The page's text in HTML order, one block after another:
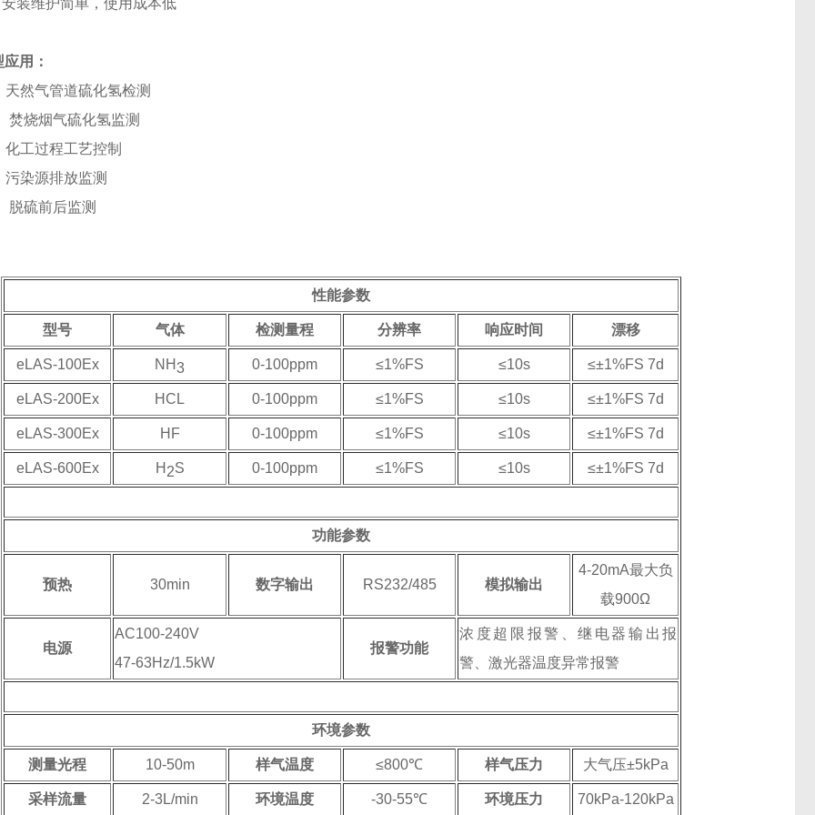
维护简单，使用成本低
用：
气管道硫化氢检测
烧烟气硫化氢监测
过程工艺控制
源排放监测
硫前后监测
性能参数
型号 气体 检测量程 分辨率 响应时间 漂移
eLAS-100Ex NH3 0-100ppm ≤1%FS ≤10s ≤±1%FS 7d
eLAS-200Ex HCL 0-100ppm ≤1%FS ≤10s ≤±1%FS 7d
eLAS-300Ex HF 0-100ppm ≤1%FS ≤10s ≤±1%FS 7d
eLAS-600Ex H 2S 0-100ppm ≤1%FS ≤10s ≤±1%FS 7d
功能参数
预热 30min 数字输出 RS232/485 模拟输出
4-20mA最大负
载900Ω
电源
AC100-240V
47-63Hz/1.5kW
报警功能
浓度超限报警、继电器输出报
警、激光器温度异常报警
环境参数
测量光程 10-50m 样气温度 ≤800℃ 样气压力 大气压±5kPa
采样流量 2-3L/min 环境温度 -30-55℃ 环境压力 70kPa-120kPa